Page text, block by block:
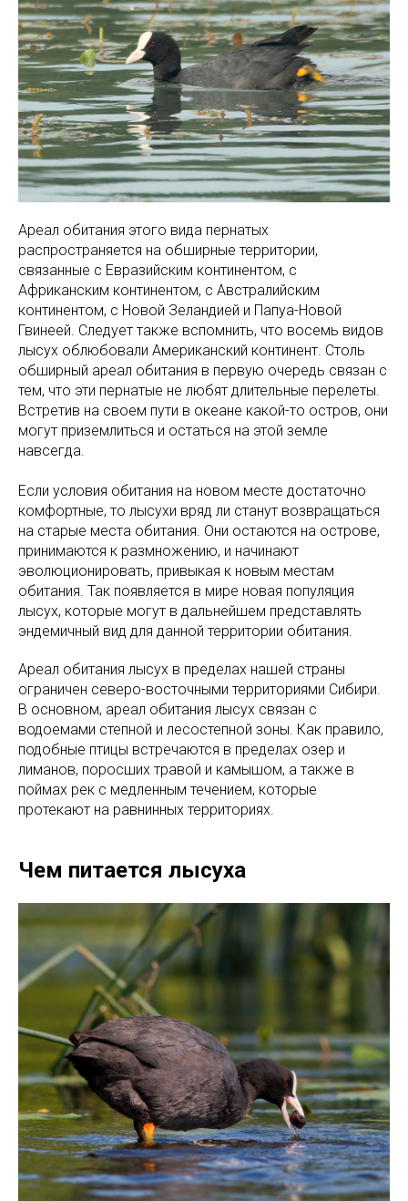
Ареал обитания этого вида пернатых
распространяется на обширные территории,
связанные с Евразийским континентом, с
Африканским континентом, с Австралийским
континентом, с Новой Зеландией и Папуа-Новой
Гвинеей. Следует также вспомнить, что восемь видов
лысух облюбовали Американский континент. Столь
обширный ареал обитания в первую очередь связан с
тем, что эти пернатые не любят длительные перелеты.
Встретив на своем пути в океане какой-то остров, они
могут приземлиться и остаться на этой земле
навсегда.
Если условия обитания на новом месте достаточно
комфортные, то лысухи вряд ли станут возвращаться
на старые места обитания. Они остаются на острове,
принимаются к размножению, и начинают
эволюционировать, привыкая к новым местам
обитания. Так появляется в мире новая популяция
лысух, которые могут в дальнейшем представлять
эндемичный вид для данной территории обитания.
Ареал обитания лысух в пределах нашей страны
ограничен северо-восточными территориями Сибири.
В основном, ареал обитания лысух связан с
водоемами степной и лесостепной зоны. Как правило,
подобные птицы встречаются в пределах озер и
лиманов, поросших травой и камышом, а также в
поймах рек с медленным течением, которые
протекают на равнинных территориях.
Чем питается лысуха